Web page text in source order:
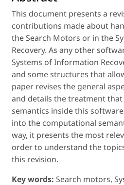
This document presents a
contributions made about
the Search Motors or in the
Recovery. As any other
Systems of Information
and some structures that
paper revises the general
and details the treatment
semantics inside this
into the computational
way, it presents the most
order to understand the
this revision.
Key words: Search motors,